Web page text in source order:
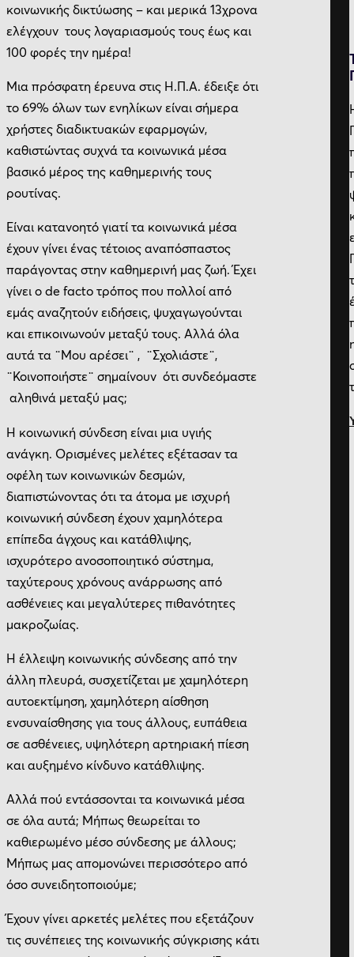
κοινωνικής δικτύωσης – και μερικά 13χρονα
ελέγχουν τους λογαριασμούς τους έως και
100 φορές την ημέρα!
Μια πρόσφατη έρευνα στις Η.Π.Α. έδειξε ότι
το 69% όλων των ενηλίκων είναι σήμερα
χρήστες διαδικτυακών εφαρμογών,
καθιστώντας συχνά τα κοινωνικά μέσα
βασικό μέρος της καθημερινής τους
ρουτίνας.
Είναι κατανοητό γιατί τα κοινωνικά μέσα
έχουν γίνει ένας τέτοιος αναπόσπαστος
παράγοντας στην καθημερινή μας ζωή. Έχει
γίνει ο de facto τρόπος που πολλοί από
εμάς αναζητούν ειδήσεις, ψυχαγωγούνται
και επικοινωνούν μεταξύ τους. Αλλά όλα
αυτά τα ¨Μου αρέσει¨ , ¨Σχολιάστε¨,
¨Κοινοποιήστε¨ σημαίνουν ότι συνδεόμαστε
αληθινά μεταξύ μας;
Η κοινωνική σύνδεση είναι μια υγιής
ανάγκη. Ορισμένες μελέτες εξέτασαν τα
οφέλη των κοινωνικών δεσμών,
διαπιστώνοντας ότι τα άτομα με ισχυρή
κοινωνική σύνδεση έχουν χαμηλότερα
επίπεδα άγχους και κατάθλιψης,
ισχυρότερο ανοσοποιητικό σύστημα,
ταχύτερους χρόνους ανάρρωσης από
ασθένειες και μεγαλύτερες πιθανότητες
μακροζωίας.
Η έλλειψη κοινωνικής σύνδεσης από την
άλλη πλευρά, συσχετίζεται με χαμηλότερη
αυτοεκτίμηση, χαμηλότερη αίσθηση
ενσυναίσθησης για τους άλλους, ευπάθεια
σε ασθένειες, υψηλότερη αρτηριακή πίεση
και αυξημένο κίνδυνο κατάθλιψης.
Αλλά πού εντάσσονται τα κοινωνικά μέσα
σε όλα αυτά; Μήπως θεωρείται το
καθιερωμένο μέσο σύνδεσης με άλλους;
Μήπως μας απομονώνει περισσότερο από
όσο συνειδητοποιούμε;
Έχουν γίνει αρκετές μελέτες που εξετάζουν
τις συνέπειες της κοινωνικής σύγκρισης κάτι